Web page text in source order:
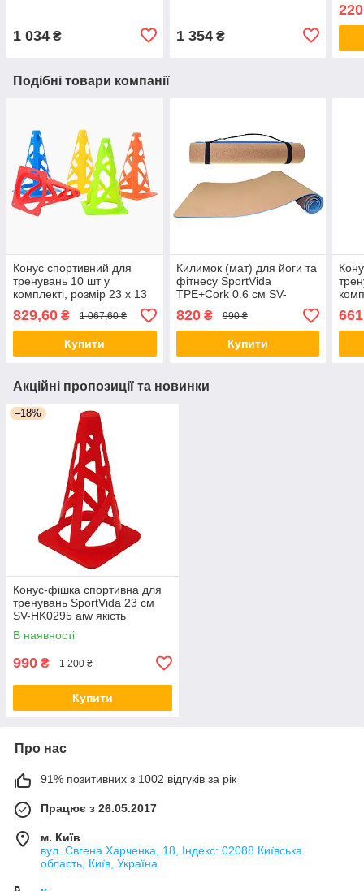
1 034 ₴ 1 354₴
220
Подібні товари компанії
Конус спортивний для
тренувань 10 шт у
комплекті, розмір 23 х 13
см Люкс качество!+
829,60 ₴ 1 067,60 ₴
Купити
Килимок (мат) для йоги та
фітнесу SportVida
TPE+Cork 0.6 см SV-
HK0318 orig396
820₴ 990 ₴
Купити
Акційні пропозиції та новинки
–18%
Конус-фішка спортивна для
тренувань SportVida 23 см
SV-HK0295 aiw якість
В наявності
990 ₴ 1 200 ₴
Купити
Про нас
91% позитивних з 1002 відгуків за рік
Працює з 26.05.2017
м. Київ
вул. Євгена Харченка, 18, Індекс: 02088 Київська
область, Київ, Україна